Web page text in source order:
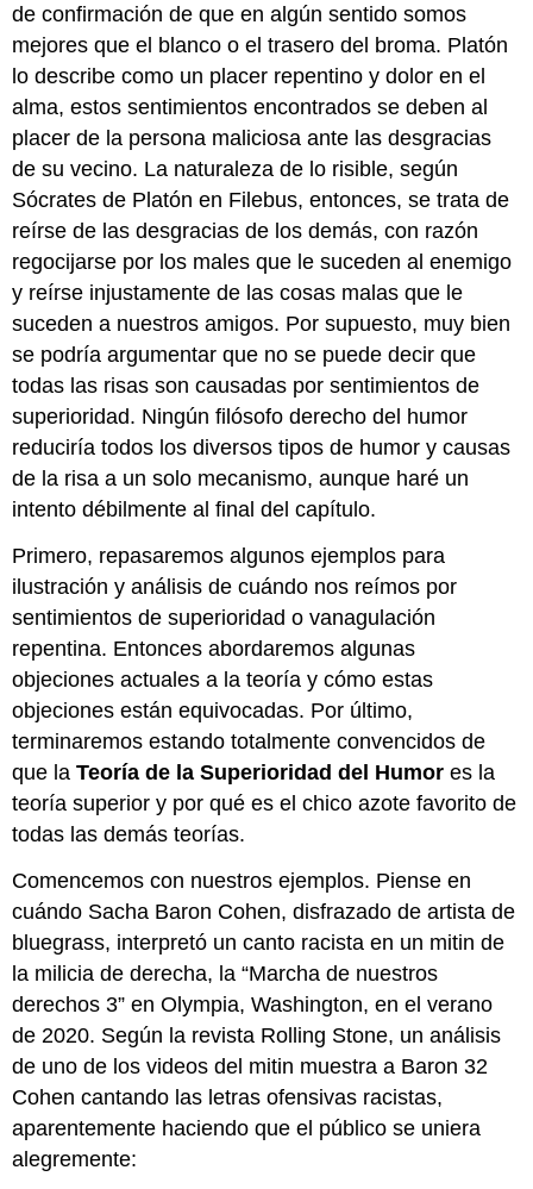
de confirmación de que en algún sentido somos
mejores que el blanco o el trasero del broma. Platón
lo describe como un placer repentino y dolor en el
alma, estos sentimientos encontrados se deben al
placer de la persona maliciosa ante las desgracias
de su vecino. La naturaleza de lo risible, según
Sócrates de Platón en Filebus, entonces, se trata de
reírse de las desgracias de los demás, con razón
regocijarse por los males que le suceden al enemigo
y reírse injustamente de las cosas malas que le
suceden a nuestros amigos. Por supuesto, muy bien
se podría argumentar que no se puede decir que
todas las risas son causadas por sentimientos de
superioridad. Ningún filósofo derecho del humor
reduciría todos los diversos tipos de humor y causas
de la risa a un solo mecanismo, aunque haré un
intento débilmente al final del capítulo.
Primero, repasaremos algunos ejemplos para
ilustración y análisis de cuándo nos reímos por
sentimientos de superioridad o vanagulación
repentina. Entonces abordaremos algunas
objeciones actuales a la teoría y cómo estas
objeciones están equivocadas. Por último,
terminaremos estando totalmente convencidos de
que laTeoría de la Superioridad del Humor es la
teoría superior y por qué es el chico azote favorito de
todas las demás teorías.
Comencemos con nuestros ejemplos. Piense en
cuándo Sacha Baron Cohen, disfrazado de artista de
bluegrass, interpretó un canto racista en un mitin de
la milicia de derecha, la “Marcha de nuestros
derechos 3” en Olympia, Washington, en el verano
de 2020. Según la revista Rolling Stone, un análisis
de uno de los videos del mitin muestra a Baron 32
Cohen cantando las letras ofensivas racistas,
aparentemente haciendo que el público se uniera
alegremente: